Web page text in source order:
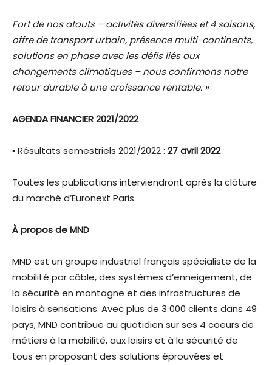
Fort de nos atouts – activités diversifiées et 4 saisons,
offre de transport urbain, présence multi-continents,
solutions en phase avec les défis liés aux
changements climatiques – nous confirmons notre
retour durable à une croissance rentable. »
AGENDA FINANCIER 2021/2022
▪ Résultats semestriels 2021/2022 : 27 avril 2022
Toutes les publications interviendront après la clôture
du marché d’Euronext Paris.
À propos de MND
MND est un groupe industriel français spécialiste de la
mobilité par câble, des systèmes d’enneigement, de
la sécurité en montagne et des infrastructures de
loisirs à sensations. Avec plus de 3 000 clients dans 49
pays, MND contribue au quotidien sur ses 4 coeurs de
métiers à la mobilité, aux loisirs et à la sécurité de
tous en proposant des solutions éprouvées et